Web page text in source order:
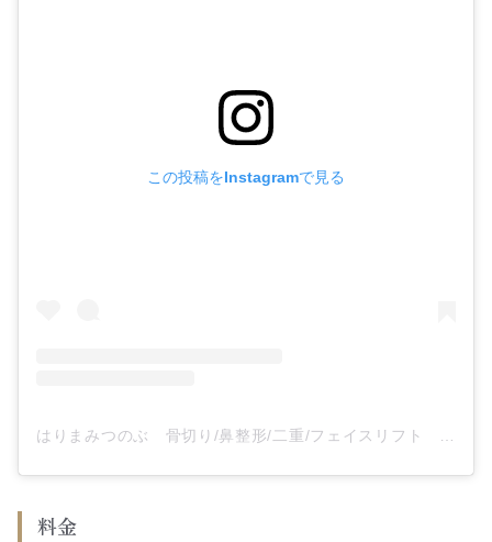
この投稿をInstagramで見る
はりまみつのぶ 骨切り/鼻整形/二重/フェイスリフト 形成外科専門医 東大医学部卒美容外科医(@dr_harimax)がシェアした投稿
料金